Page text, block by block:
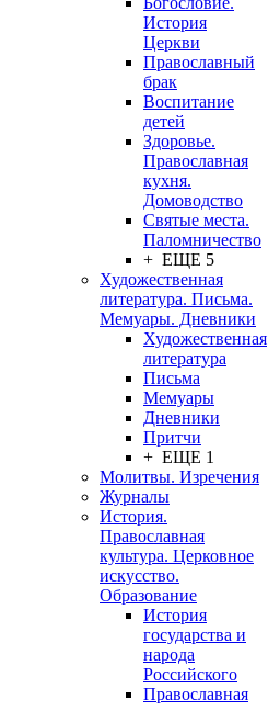
История
Церкви
Православный
брак
Воспитание
детей
Здоровье.
Православная
кухня.
Домоводство
Святые места.
Паломничество
+ ЕЩЕ 5
Художественная
литература. Письма.
Мемуары. Дневники
Художественная
литература
Письма
Мемуары
Дневники
Притчи
+ ЕЩЕ 1
Молитвы. Изречения
Журналы
История.
Православная
культура. Церковное
искусство.
Образование
История
государства и
народа
Российского
Православная